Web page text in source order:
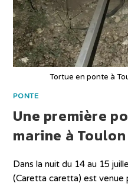
Tortue en ponte à
PONTE
Une première
marine à Toulon
Dans la nuit du 14 au 15
(Caretta caretta) est venue